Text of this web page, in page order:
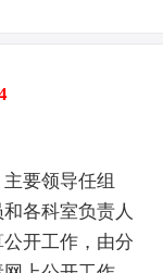
要领导任组
各科室负责人
开工作，由分